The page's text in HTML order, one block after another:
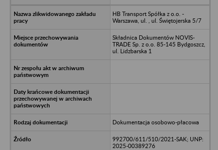
HB Transport Spółka z o.o. -
Warszawa, ul. , ul. Świętojerska 5/7
Składnica Dokumentów NOVIS-
TRADE Sp. z o.o. 85-145 Bydgoszcz,
ul. Lidzbarska 1
Dokumentacja osobowo-płacowa
992700/611/510/2021-SAK; UNP:
2025-00389276